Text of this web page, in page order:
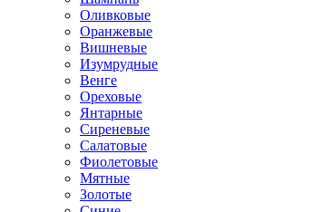
Оливковые
Оранжевые
Вишневые
Изумрудные
Венге
Ореховые
Янтарные
Сиреневые
Салатовые
Фиолетовые
Мятные
Золотые